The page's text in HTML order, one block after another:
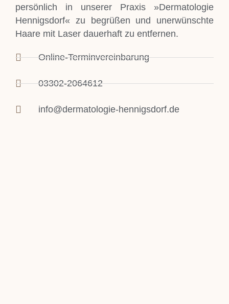
persönlich in unserer Praxis »Dermatologie
Hennigsdorf« zu begrüßen und unerwünschte
Haare mit Laser dauerhaft zu entfernen.
Online-Terminvereinbarung
03302-2064612
info@dermatologie-hennigsdorf.de